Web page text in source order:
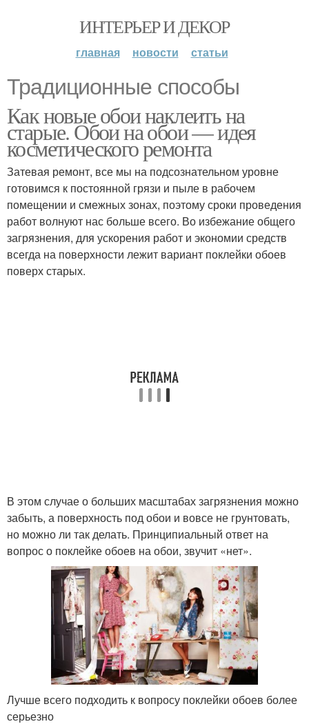
ИНТЕРЬЕР И ДЕКОР
главная новости статьи
Традиционные способы
Как новые обои наклеить на
старые. Обои на обои — идея
косметического ремонта
Затевая ремонт, все мы на подсознательном уровне
готовимся к постоянной грязи и пыле в рабочем
помещении и смежных зонах, поэтому сроки проведения
работ волнуют нас больше всего. Во избежание общего
загрязнения, для ускорения работ и экономии средств
всегда на поверхности лежит вариант поклейки обоев
поверх старых.
В этом случае о больших масштабах загрязнения можно
забыть, а поверхность под обои и вовсе не грунтовать,
но можно ли так делать. Принципиальный ответ на
вопрос о поклейке обоев на обои, звучит «нет».
Лучше всего подходить к вопросу поклейки обоев более
серьезно